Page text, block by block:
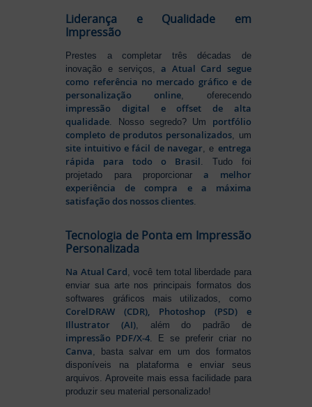
Liderança e Qualidade em
Impressão
Prestes a completar três décadas de
inovação e serviços,a Atual Card segue
como referência no mercado gráfico e de
personalização online, oferecendo
impressão digital e offset de alta
qualidade . Nosso segredo? Um portfólio
completo de produtos personalizados , um
site intuitivo e fácil de navegar , e entrega
rápida para todo o Brasil . Tudo foi
projetado para proporcionara melhor
experiência de compra e a máxima
satisfação dos nossos clientes
Tecnologia de Ponta em Impressão
Personalizada
Na Atual Card , você tem total liberdade para
enviar sua arte nos principais formatos dos
softwares gráficos mais utilizados, como
CorelDRAW (CDR), Photoshop (PSD) e
Illustrator (AI) , além do padrão de
impressão PDF/X-4 . E se preferir criar no
Canva , basta salvar em um dos formatos
disponíveis na plataforma e enviar seus
arquivos. Aproveite mais essa facilidade para
produzir seu material personalizado!